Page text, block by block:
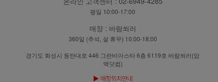
평일 10:00-17:00
매장 : 바람쐬러
360일 (추석, 설 휴무) 10:00-18:00
경기도 화성시 동탄대로 446 그란비아스타 6층 6119호 바람쐬러(암
벽닷컴)